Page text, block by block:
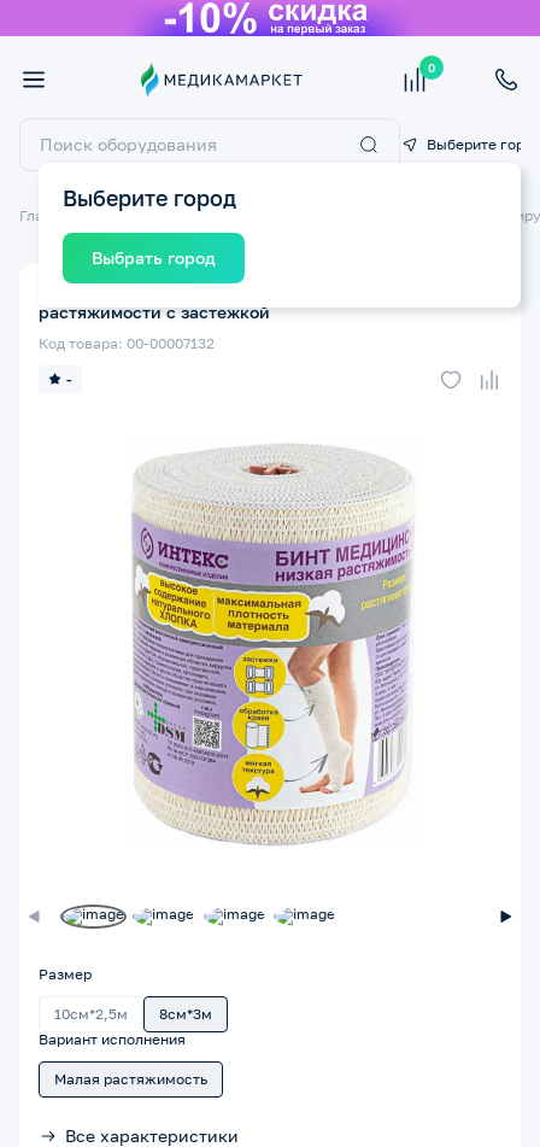
0
Выберите город
Выберите город
Выбрать город
Главная Ортопедические изделия Бинты эластичные и
-
Код товара: 00-00007132
растяжимости с застежкой
Размер
10см*2,5м
8см*3м
Вариант исполнения
Малая растяжимость
Все характеристики